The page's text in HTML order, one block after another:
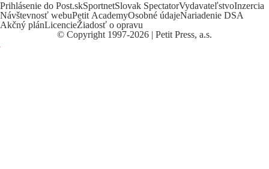
Prihlásenie do Post.skSportnetSlovak SpectatorVydavateľstvoInzercia
Návštevnosť webuPetit AcademyOsobné údajeNariadenie DSA
Akčný plánLicencieŽiadosť o opravu
© Copyright 1997-2026 | Petit Press, a.s.